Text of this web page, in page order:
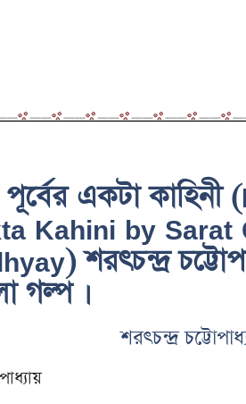
একটা
Kahini by Sarat
শরৎচন্দ্র
গল্প ।
শরৎচন্দ্র